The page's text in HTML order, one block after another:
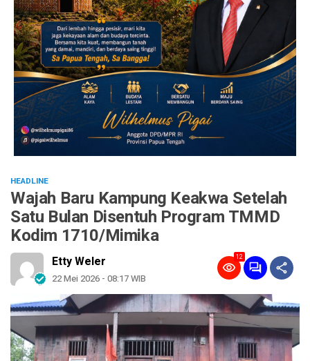
HEADLINE
Wajah Baru Kampung Keakwa Setelah
Satu Bulan Disentuh Program TMMD
Kodim 1710/Mimika
Etty Weler
22 Mei 2026 - 08:17 WIB
12